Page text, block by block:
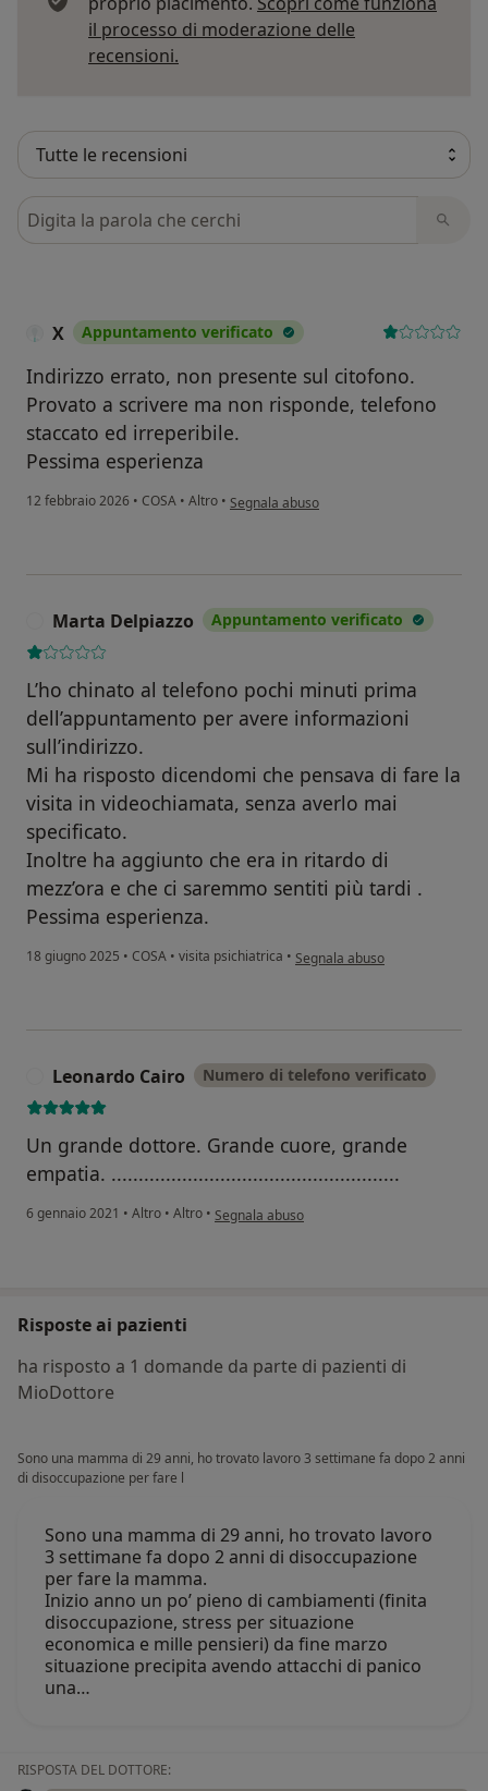
il processo di moderazione delle
recensioni.
Cerca nelle recensioni
X Appuntamento verificato
Indirizzo errato, non presente sul citofono.
Provato a scrivere ma non risponde, telefono
staccato ed irreperibile.
Pessima esperienza
12 febbraio 2026 • COSA • Altro • secondo l'opinione dell'utente X
Segnala abuso
Marta Delpiazzo Appuntamento verificato
L’ho chinato al telefono pochi minuti prima
dell’appuntamento per avere informazioni
sull’indirizzo.
Mi ha risposto dicendomi che pensava di fare la
visita in videochiamata, senza averlo mai
specificato.
Inoltre ha aggiunto che era in ritardo di
mezz’ora e che ci saremmo sentiti più tardi .
Pessima esperienza.
18 giugno 2025 • COSA • visita psichiatrica • secondo l'opinione dell'utente
Segnala abuso
Leonardo Cairo Numero di telefono verificato
Un grande dottore. Grande cuore, grande
empatia. .....................................................
6 gennaio 2021 • Altro • Altro • secondo l'opinione dell'utente Leonardo
Segnala abuso
Risposte ai pazienti
ha risposto a 1 domande da parte di pazienti di
MioDottore
Sono una mamma di 29 anni, ho trovato lavoro 3 settimane fa dopo 2 anni
di disoccupazione per fare l
Sono una mamma di 29 anni, ho trovato lavoro
3 settimane fa dopo 2 anni di disoccupazione
per fare la mamma.
Inizio anno un po’ pieno di cambiamenti (finita
disoccupazione, stress per situazione
economica e mille pensieri) da fine marzo
situazione precipita avendo attacchi di panico
una…
RISPOSTA DEL DOTTORE: